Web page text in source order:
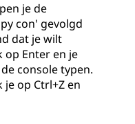
je de
con' gevolgd
dat je wilt
op Enter en je
console typen.
op Ctrl+Z en